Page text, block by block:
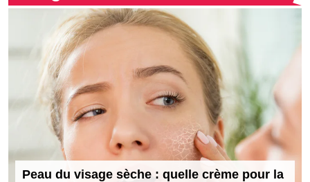
Peau du visage sèche : quelle crème pour la